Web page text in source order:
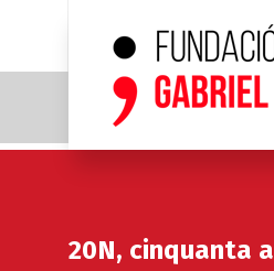
20N, cinquanta